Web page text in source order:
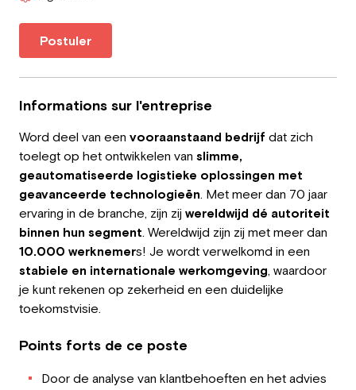
Travailleur
Employeur
Travailler chez Greystone
À propos de nous
Notre équipe
FR
Postuler
Informations sur l'entreprise
Word deel van een vooraanstaand bedrijf dat zich
toelegt op het ontwikkelen van slimme,
geautomatiseerde logistieke oplossingen met
geavanceerde technologieën. Met meer dan 70 jaar
ervaring in de branche, zijn zij wereldwijd dé autoriteit
binnen hun segment. Wereldwijd zijn zij met meer dan
10.000 werknemers! Je wordt verwelkomd in een
stabiele en internationale werkomgeving, waardoor
je kunt rekenen op zekerheid en een duidelijke
toekomstvisie.
Points forts de ce poste
Door de analyse van klantbehoeften en het advies